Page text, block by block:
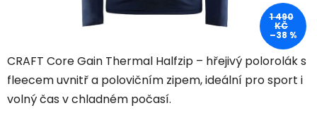
CRAFT Core Gain Thermal Halfzip – hřejivý polorolák s
fleecem uvnitř a polovičním zipem, ideální pro sport i
volný čas v chladném počasí.
1 490
KČ
–38 %